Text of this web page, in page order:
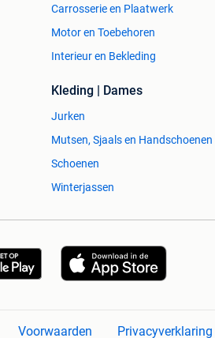
Carrosserie en Plaatwerk
Motor en Toebehoren
Interieur en Bekleding
Kleding | Dames
Jurken
Mutsen, Sjaals en Handschoenen
Schoenen
Winterjassen
Voorwaarden Privacyverklaring